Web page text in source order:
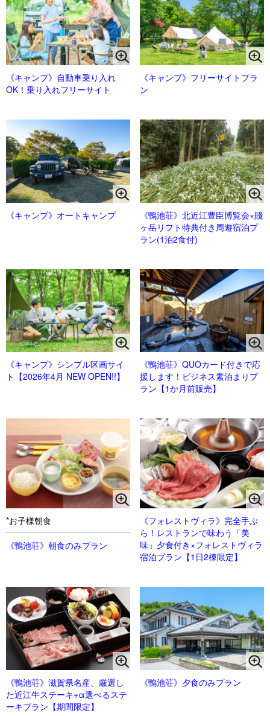
《キャンプ》自動車乗り入れ
OK！乗り入れフリーサイト
《キャンプ》フリーサイトプラ
ン
《キャンプ》オートキャンプ
《鴨池荘》北近江豊臣博覧会×賤
ヶ岳リフト特典付き周遊宿泊プ
ラン(1泊2食付)
《キャンプ》シンプル区画サイ
ト【2026年4月 NEW OPEN!!】
《鴨池荘》QUOカード付きで応
援します！ビジネス素泊まりプ
ラン【1か月前販売】
*お子様朝食
《鴨池荘》朝食のみプラン
《フォレストヴィラ》完全手ぶ
ら！レストランで味わう「美
味」夕食付き×フォレストヴィラ
宿泊プラン【1日2棟限定】
《鴨池荘》滋賀県名産、厳選し
た近江牛ステーキ+α選べるステ
ーキプラン【期間限定】
《鴨池荘》夕食のみプラン